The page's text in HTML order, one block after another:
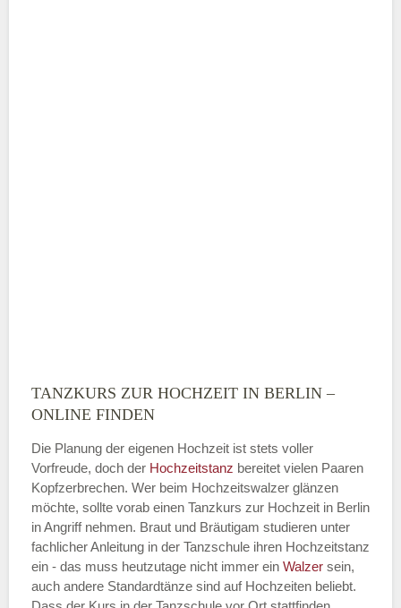
Montag
—
ÖFFNUNGSZEITEN HINZUFÜGEN
Dienstag
TANZKURS ZUR HOCHZEIT IN BERLIN –
ONLINE FINDEN
Die Planung der eigenen Hochzeit ist stets voller
Vorfreude, doch der Hochzeitstanz bereitet vielen Paaren
Kopfzerbrechen. Wer beim Hochzeitswalzer glänzen
möchte, sollte vorab einen Tanzkurs zur Hochzeit in Berlin
in Angriff nehmen. Braut und Bräutigam studieren unter
fachlicher Anleitung in der Tanzschule ihren Hochzeitstanz
ein - das muss heutzutage nicht immer ein Walzer sein,
auch andere Standardtänze sind auf Hochzeiten beliebt.